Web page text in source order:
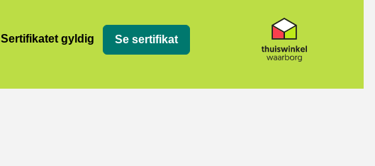
Sertifikatet gyldig Se sertifikat